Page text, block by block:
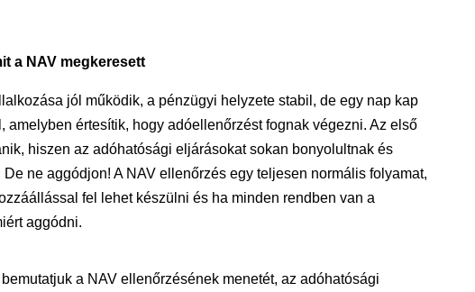
a NAV megkeresett
jól működik, a pénzügyi helyzete stabil, de egy nap kap
amelyben értesítik, hogy adóellenőrzést fognak végezni. Az első
hiszen az adóhatósági eljárásokat sokan bonyolultnak és
ne aggódjon! A NAV ellenőrzés egy teljesen normális folyamat,
fel lehet készülni és ha minden rendben van a
aggódni.
a NAV ellenőrzésének menetét, az adóhatósági